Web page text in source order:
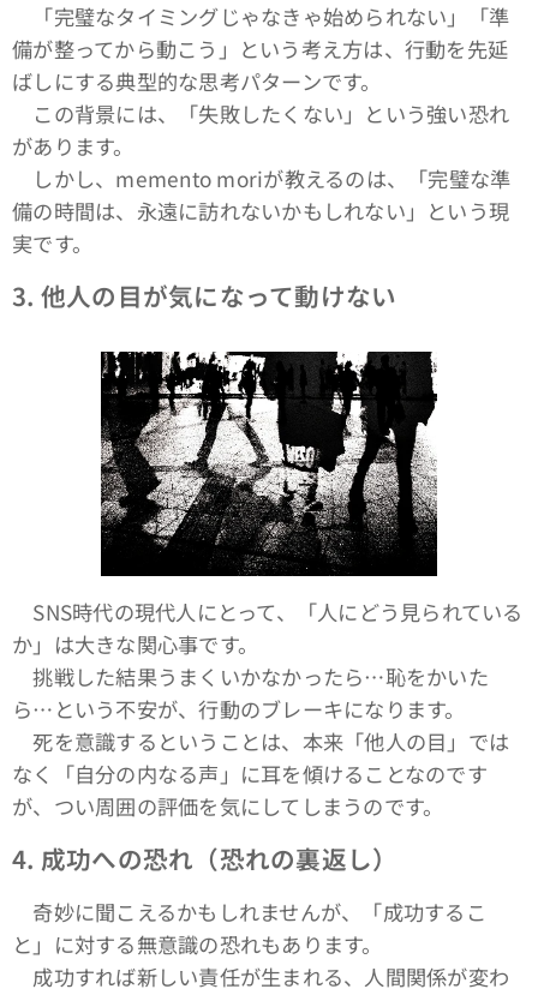
「完璧なタイミングじゃなきゃ始められない」「準
備が整ってから動こう」という考え方は、行動を先延
ばしにする典型的な思考パターンです。
この背景には、「失敗したくない」という強い恐れ
があります。
しかし、memento moriが教えるのは、「完璧な準
備の時間は、永遠に訪れないかもしれない」という現
実です。
3. 他人の目が気になって動けない
SNS時代の現代人にとって、「人にどう見られている
か」は大きな関心事です。
挑戦した結果うまくいかなかったら…恥をかいた
ら…という不安が、行動のブレーキになります。
死を意識するということは、本来「他人の目」では
なく「自分の内なる声」に耳を傾けることなのです
が、つい周囲の評価を気にしてしまうのです。
4. 成功への恐れ（恐れの裏返し）
奇妙に聞こえるかもしれませんが、「成功するこ
と」に対する無意識の恐れもあります。
成功すれば新しい責任が生まれる、人間関係が変わ